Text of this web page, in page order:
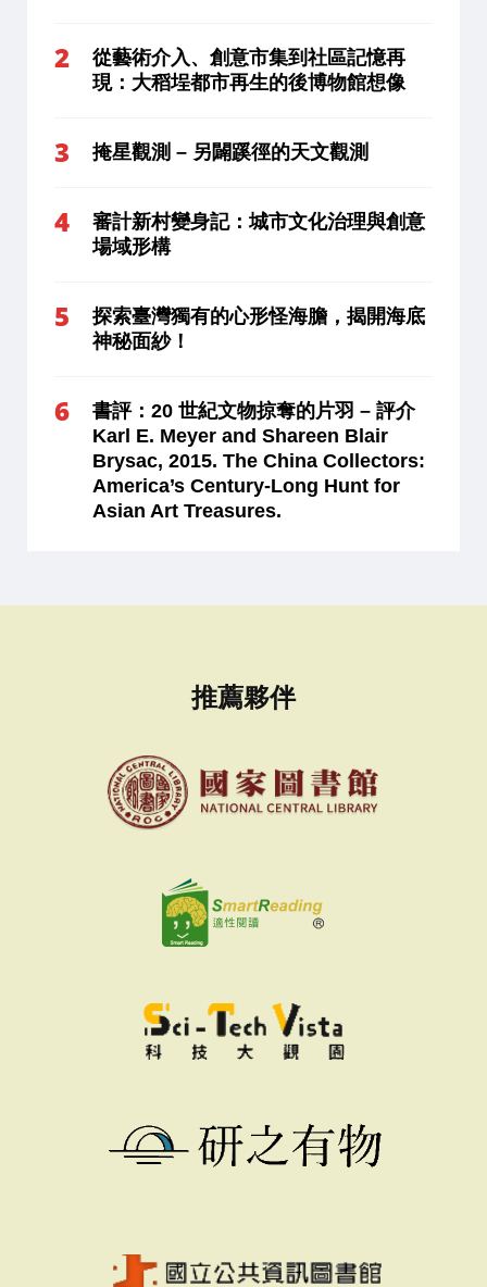
從藝術介入、創意市集到社區記憶再
現：大稻埕都市再生的後博物館想像
掩星觀測 – 另闢蹊徑的天文觀測
審計新村變身記：城市文化治理與創意
場域形構
探索臺灣獨有的心形怪海膽，揭開海底
神秘面紗！
書評：20 世紀文物掠奪的片羽 – 評介
Karl E. Meyer and Shareen Blair
Brysac, 2015. The China Collectors:
America’s Century-Long Hunt for
Asian Art Treasures.
推薦夥伴